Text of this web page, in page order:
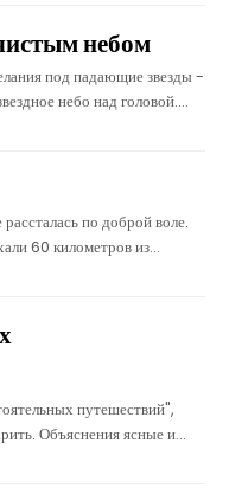
небом
под падающие звезды -
небо над головой.
ни
по доброй воле.
60 километров из
путешествий",
Объяснения ясные и